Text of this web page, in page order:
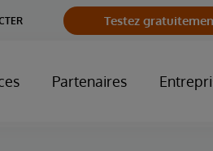
Testez
Partenaires